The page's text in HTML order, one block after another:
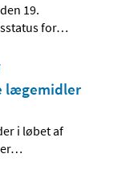
19.
for…
lægemidler
i løbet af
…